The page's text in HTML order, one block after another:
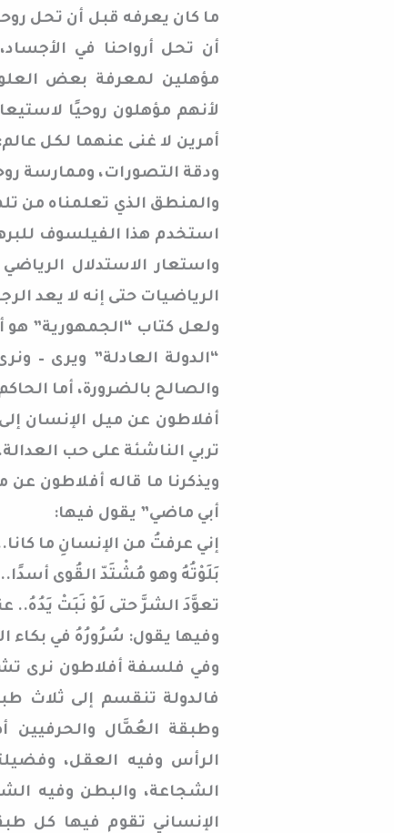
ما كان يعرفه قبل أن تحل
أن تحل أرواحنا في
مؤهلين لمعرفة بعض
لأنهم مؤهلون روحيًا
أمرين لا غنى عنهما لكل
ودقة التصورات، وممارسة
والمنطق الذي تعلمناه من
استخدم هذا الفيلسوف
واستعار الاستدلال
الرياضيات حتى إنه لا يعد
ولعل كتاب “الجمهورية” هو
“الدولة العادلة” ويرى –
والصالح بالضرورة، أما
أفلاطون عن ميل الإنسان
تربي الناشئة على حب العدالة.
ويذكرنا ما قاله أفلاطون عن
أبي ماضي” يقول فيها:
إني عرفتُ من الإنسانِ ما
بَلَوْتُهُ وهو مُشْتَدّ القُوى
تعوَّدَ الشرَّ حتى لَوْ نَبَتْ يَدُهُ..
وفيها يقول: سُرُورُهُ في بكاء
وفي فلسفة أفلاطون نرى
فالدولة تنقسم إلى ثلاث
وطبقة العُمَّال
الرأس وفيه العقل،
الشجاعة، والبطن وفيه
الإنساني تقوم فيها كل